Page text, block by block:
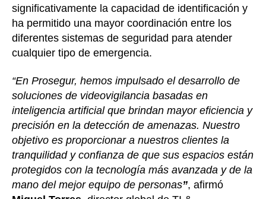
significativamente la capacidad de identificación y
ha permitido una mayor coordinación entre los
diferentes sistemas de seguridad para atender
cualquier tipo de emergencia.
“En Prosegur, hemos impulsado el desarrollo de
soluciones de videovigilancia basadas en
inteligencia artificial que brindan mayor eficiencia y
precisión en la detección de amenazas. Nuestro
objetivo es proporcionar a nuestros clientes la
tranquilidad y confianza de que sus espacios están
protegidos con la tecnología más avanzada y de la
mano del mejor equipo de personas”, afirmó